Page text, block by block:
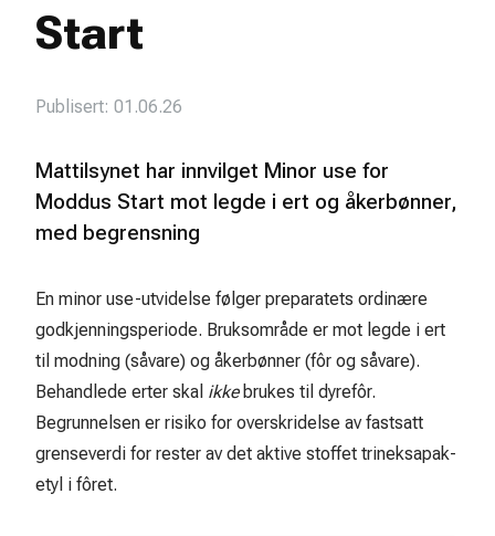
Start
Publisert: 01.06.26
Mattilsynet har innvilget Minor use for
Moddus Start mot legde i ert og åkerbønner,
med begrensning
En minor use-utvidelse følger preparatets ordinære
godkjenningsperiode. Bruksområde er mot legde i ert
til modning (såvare) og åkerbønner (fôr og såvare).
Behandlede erter skal ikkebrukes til dyrefôr.
Begrunnelsen er risiko for overskridelse av fastsatt
grenseverdi for rester av det aktive stoffet trineksapak-
etyl i fôret.